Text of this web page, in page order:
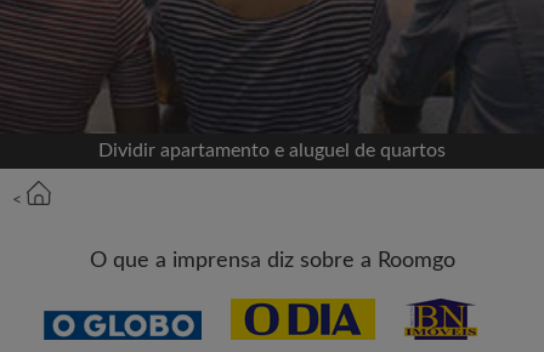
Cadastrar-se com o Facebook
Jamais publicaremos na sua linha do tempo sem
sua permissão
OU
Dividir apartamento e aluguel de quartos
<
O que a imprensa diz sobre a Roomgo